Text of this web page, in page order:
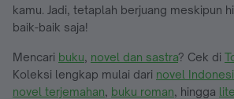
kamu. Jadi, tetaplah berjuang meskipun
baik-baik saja!
Mencari buku, novel dan sastra? Cek di
Koleksi lengkap mulai dari novel
novel terjemahan, buku roman, hingga